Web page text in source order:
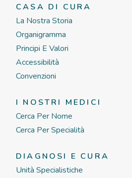
CASA DI CURA
La Nostra Storia
Organigramma
Principi E Valori
Accessibilità
Convenzioni
I NOSTRI MEDICI
Cerca Per Nome
Cerca Per Specialità
DIAGNOSI E CURA
Unità Specialistiche